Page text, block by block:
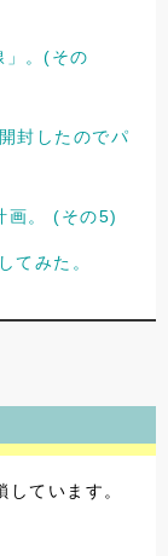
」。(その
封したのでパ
画。 (その5)
てみた。
ています。